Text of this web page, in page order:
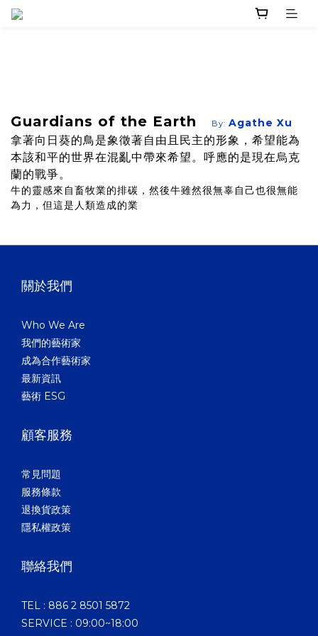
Guardians of the Earth By: Agathe Xu
拿著向日葵的鳥是象徵著自由且民主的形象，希望能為
本該和平的世界在混亂中帶來希望。呼應的是現在烏克
蘭的戰爭。
牛的靈感來自畜牧業的排碳，然後牛雖然很無辜自己也很無能
為力，但這是人類造成的業
關於我們
Who We Are
我們的藝術家
成為合作藝術家
最新資訊
藝術 ESG
顧客服務
常見問題
服務條款
退換貨政策
隱私權政策
聯絡我們
TEL : 886 2 8501 5872
SERVICE : 09:00~18:00